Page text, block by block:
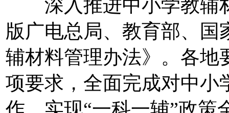
深入推进中小学教辅
版广电总局、教育部、国
辅材料管理办法》。各地
项要求，全面完成对中小